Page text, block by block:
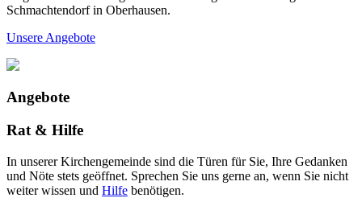
Schmachtendorf in Oberhausen.
Unsere Angebote
Angebote
Rat & Hilfe
In unserer Kirchengemeinde sind die Türen für Sie, Ihre Gedanken
und Nöte stets geöffnet. Sprechen Sie uns gerne an, wenn Sie nicht
weiter wissen und Hilfe benötigen.